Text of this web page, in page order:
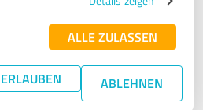
ALLE ZULASSEN
ABLEHNEN
Empfehlung
und schneller Service.